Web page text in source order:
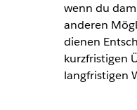
wenn du
anderen
dienen
kurzfristigen
langfristigen